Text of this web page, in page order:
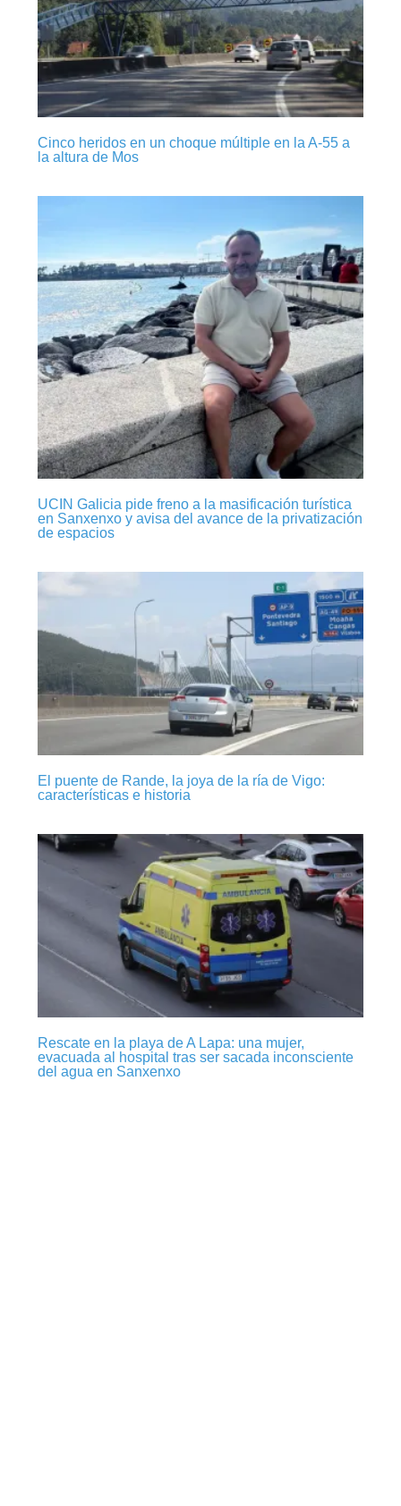
Cinco heridos en un choque múltiple en la A-55 a
la altura de Mos
UCIN Galicia pide freno a la masificación turística
en Sanxenxo y avisa del avance de la privatización
de espacios
El puente de Rande, la joya de la ría de Vigo:
características e historia
Rescate en la playa de A Lapa: una mujer,
evacuada al hospital tras ser sacada inconsciente
del agua en Sanxenxo